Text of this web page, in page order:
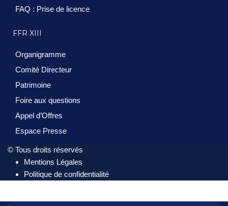
FAQ : Prise de licence
FFR XIII
Organigramme
Comité Directeur
Patrimoine
Foire aux questions
Appel d’Offres
Espace Presse
© Tous droits réservés
Mentions Légales
Politique de confidentialité